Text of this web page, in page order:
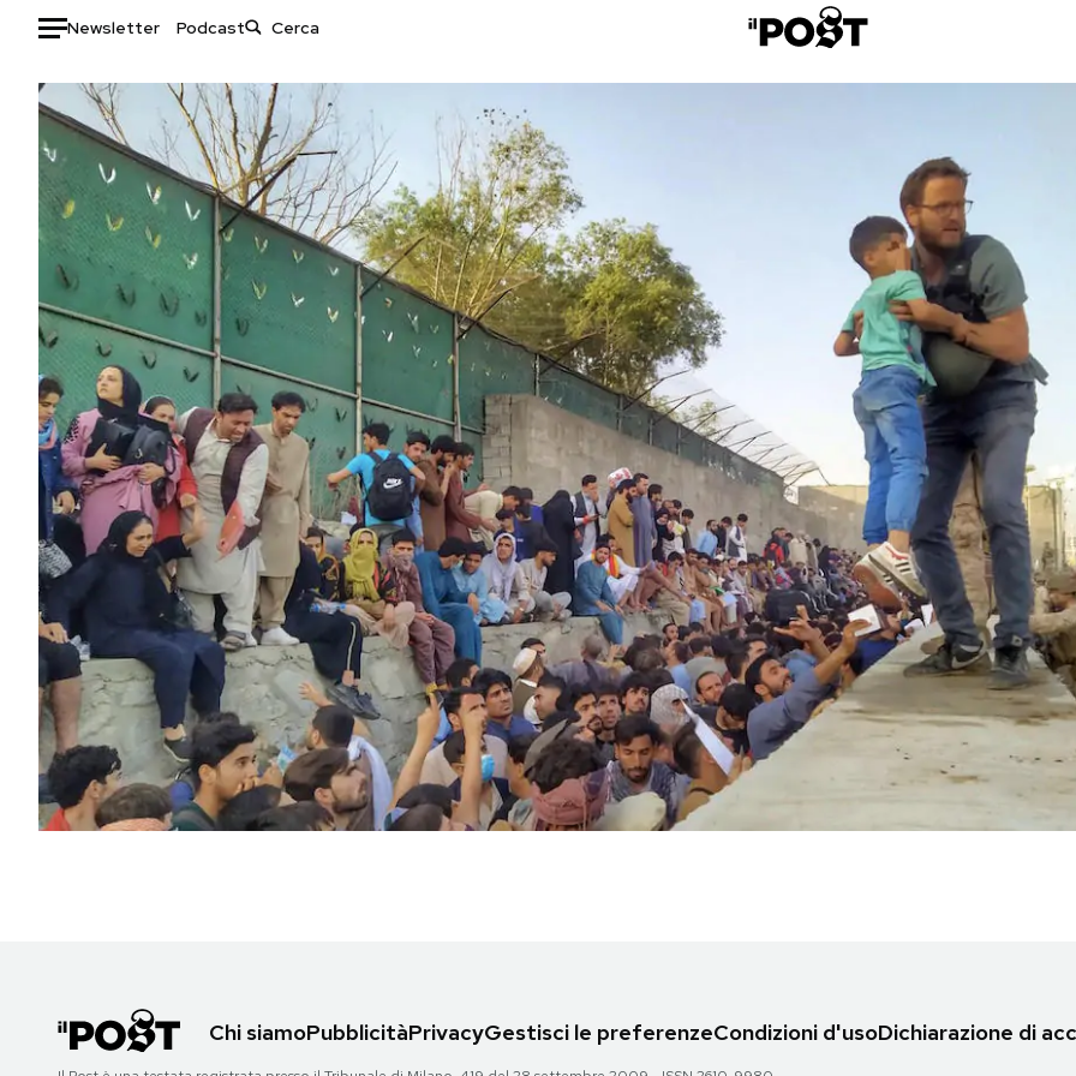
Newsletter Podcast
Auto
HOME
Italia
Mondo
Politica
Tecnologia
Internet
Scienza
Cultura
Economia
Sport
Moda
Libri
Consumismi
Storie/Idee
Ok Boomer!
Media
Europa
Altrecose
Mondiali calcio 2026
PODCAST
NEWSLETTER
I MIEI PREFERITI
SHOP
Area PersonaleChi siamoPubblicitàPrivacyGestisci le preferenzeCondizioni d'usoDichiarazione di